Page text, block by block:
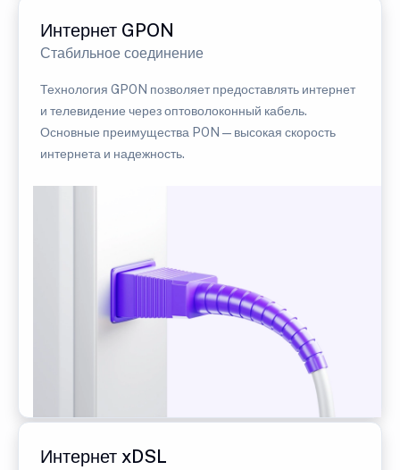
Интернет GPON
Стабильное соединение
Технология GPON позволяет предоставлять интернет
и телевидение через оптоволоконный кабель.
Основные преимущества PON — высокая скорость
интернета и надежность.
Интернет xDSL